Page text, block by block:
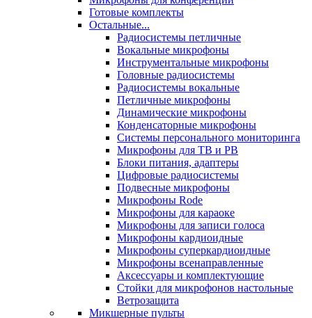
Готовые комплекты
Остальные...
Радиосистемы петличные
Вокальные микрофоны
Инструментальные микрофоны
Головные радиосистемы
Радиосистемы вокальные
Петличные микрофоны
Динамические микрофоны
Конденсаторные микрофоны
Системы персонального мониторинга
Микрофоны для ТВ и РВ
Блоки питания, адаптеры
Цифровые радиосистемы
Подвесные микрофоны
Микрофоны Rode
Микрофоны для караоке
Микрофоны для записи голоса
Микрофоны кардиоидные
Микрофоны суперкардиоидные
Микрофоны всенаправленные
Аксессуары и комплектующие
Стойки для микрофонов настольные
Ветрозащита
Микшерные пульты